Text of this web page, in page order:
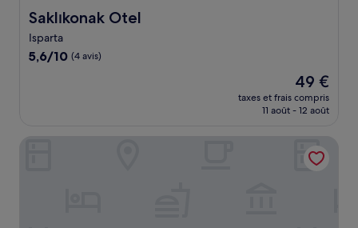
Saklıkonak Otel
Saklıkonak Otel
Isparta
5.6
5,6/10 (4 avis)
Le
nouveau
prix
de
49 €
49 €
taxes et frais compris
11 août - 12 août